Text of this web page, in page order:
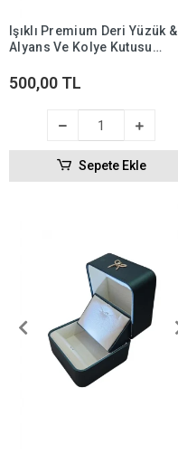
Işıklı Premium Deri Yüzük &
Alyans Ve Kolye Kutusu
500,00 TL
Sepete Ekle